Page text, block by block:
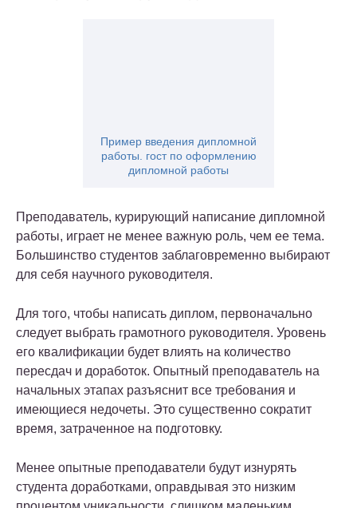
Пример введения дипломной
работы. гост по оформлению
дипломной работы
Преподаватель, курирующий написание дипломной
работы, играет не менее важную роль, чем ее тема.
Большинство студентов заблаговременно выбирают
для себя научного руководителя.
Для того, чтобы написать диплом, первоначально
следует выбрать грамотного руководителя. Уровень
его квалификации будет влиять на количество
пересдач и доработок. Опытный преподаватель на
начальных этапах разъяснит все требования и
имеющиеся недочеты. Это существенно сократит
время, затраченное на подготовку.
Менее опытные преподаватели будут изнурять
студента доработками, оправдывая это низким